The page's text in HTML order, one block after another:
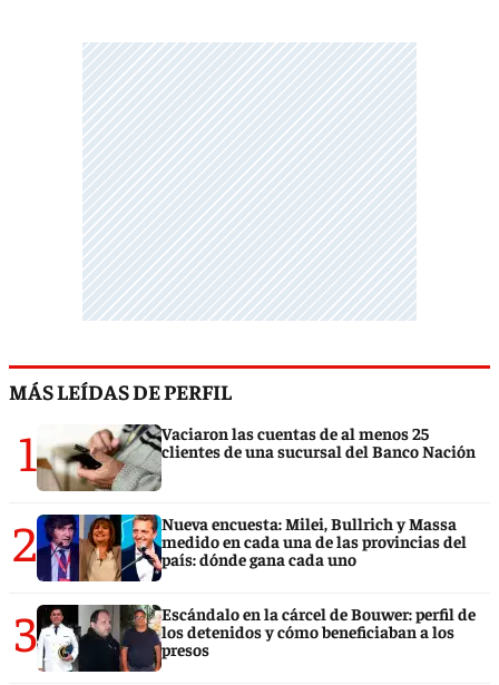
MÁS LEÍDAS DE PERFIL
1
Vaciaron las cuentas de al menos 25
clientes de una sucursal del Banco Nación
2
Nueva encuesta: Milei, Bullrich y Massa
medido en cada una de las provincias del
país: dónde gana cada uno
3
Escándalo en la cárcel de Bouwer: perfil de
los detenidos y cómo beneficiaban a los
presos